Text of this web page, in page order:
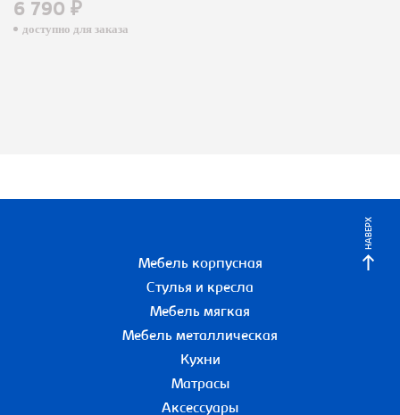
6 790 ₽
доступно для заказа
НАВЕРХ
Мебель корпусная
Стулья и кресла
Мебель мягкая
Мебель металлическая
Кухни
Матрасы
Аксессуары